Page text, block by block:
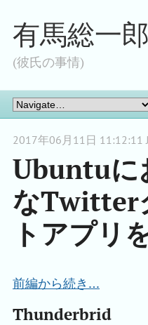
有馬総一
(彼氏の事情)
2017年06月11日 11:12:11
Ubuntuに
なTwitter
トアプリ
前編から続き…
Thunderbrid